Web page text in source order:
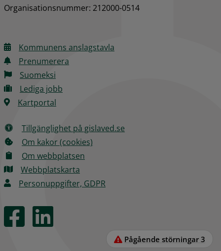
Organisationsnummer: 212000-0514
Kommunens anslagstavla
Prenumerera
Suomeksi
Lediga jobb
Kartportal
Tillgänglighet på gislaved.se
Om kakor (cookies)
Om webbplatsen
Webbplatskarta
Personuppgifter, GDPR
Pågående störningar 3